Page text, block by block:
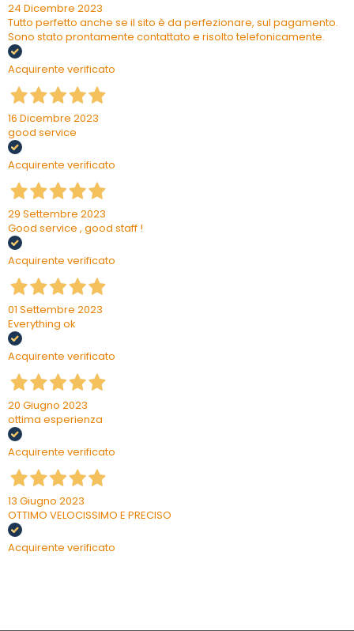
24 Dicembre 2023
Tutto perfetto anche se il sito è da perfezionare, sul pagamento.
Sono stato prontamente contattato e risolto telefonicamente.
Acquirente verificato
16 Dicembre 2023
good service
Acquirente verificato
29 Settembre 2023
Good service , good staff !
Acquirente verificato
01 Settembre 2023
Everything ok
Acquirente verificato
20 Giugno 2023
ottima esperienza
Acquirente verificato
13 Giugno 2023
OTTIMO VELOCISSIMO E PRECISO
Acquirente verificato